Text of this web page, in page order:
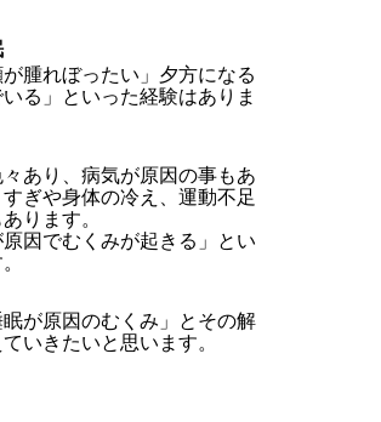
腫れぼったい」夕方になる
る」といった経験はありま
あり、病気が原因の事もあ
ぎや身体の冷え、運動不足
ります。
因でむくみが起きる」とい
が原因のむくみ」とその解
いきたいと思います。